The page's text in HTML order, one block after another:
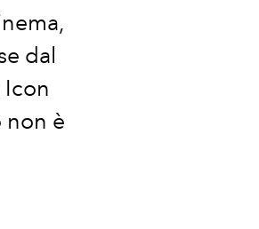
dal
non è